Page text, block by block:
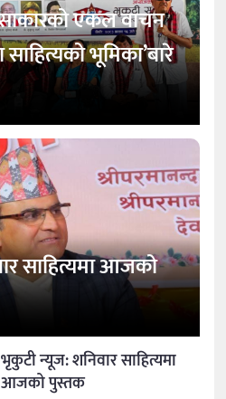
साकारको एकल वाचन
साहित्यको भूमिका’बारे
साहित्यमा आजको
भृकुटी न्यूज: शनिवार साहित्यमा
आजको पुस्तक